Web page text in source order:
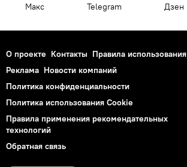
Макс Telegram Дзен
О проекте Контакты Правила использования
Реклама Новости компаний
Политика конфиденциальности
Политика использования Cookie
Правила применения рекомендательных
технологий
Обратная связь